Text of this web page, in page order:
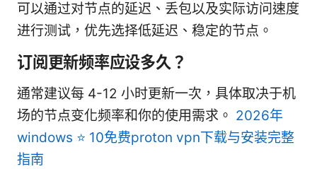
可以通过对节点的延迟、丢包以及实际访问速度
进行测试，优先选择低延迟、稳定的节点。
订阅更新频率应设多久？
通常建议每 4-12 小时更新一次，具体取决于机
场的节点变化频率和你的使用需求。 2026年
windows ⭐ 10免费proton vpn下载与安装完整
指南